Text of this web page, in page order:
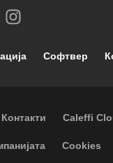
Софтвер
navigation
Контакти Caleffi
Cookies